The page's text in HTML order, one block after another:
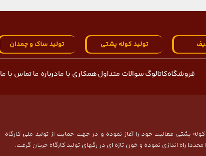
تولید کوله پشتی تولید ساک و چمدان
فروشگاهکاتالوگسوالات متداولهمکاری با مادرباره ماتماس با ما
1384 در زمینه تولید کیف و کوله پشتی فعالیت خود را آغاز نموده و در جهت حمایت از تولید ملی کارگاه